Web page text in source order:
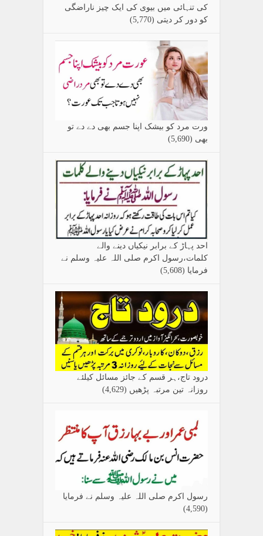
کی تنہائی میں بیوی کی ایک چیز ناراضگی
کو دور کر دیتی (5,770)
ورت مرد کو بیشک اپنا جسم بھی دے دے تو
بھی (5,690)
احد پہاڑ کے برابر نیکیاں دینے والے
کلمات،رسول اکرم صلی اللہ علیہ وسلم نے
فرمایا (5,608)
درود تاج،ہر قسم کے جائز مسائل کیلئے
روزانہ تین مرتبہ پڑھیں (4,629)
رسول اکرم صلی اللہ علیہ وسلم نے فرمایا
(4,590)